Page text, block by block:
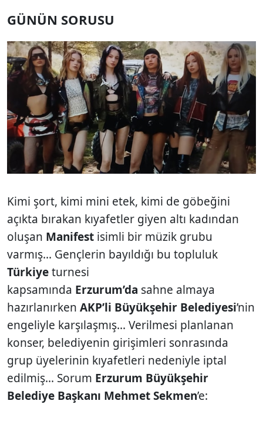
GÜNÜN SORUSU
Kimi şort, kimi mini etek, kimi de göbeğini
açıkta bırakan kıyafetler giyen altı kadından
oluşan Manifest isimli bir müzik grubu
varmış... Gençlerin bayıldığı bu topluluk
Türkiyeturnesi
kapsamında Erzurum’da sahne almaya
hazırlanırken AKP’li Büyükşehir Belediyesi’nin
engeliyle karşılaşmış... Verilmesi planlanan
konser, belediyenin girişimleri sonrasında
grup üyelerinin kıyafetleri nedeniyle iptal
edilmiş... Sorum Erzurum Büyükşehir
Belediye Başkanı Mehmet Sekmen’e: